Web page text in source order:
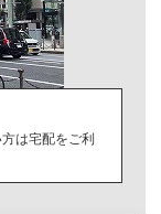
は宅配をご利